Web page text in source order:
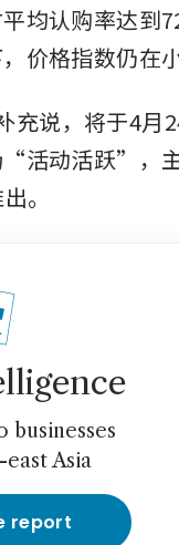
均认购率达到
价格指数仍在小
说，将于4月
“活动活跃”，
。
businesses
Asia
report